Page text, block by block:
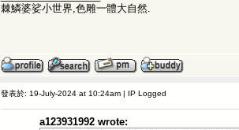
棘鱗婆娑小世界,色雕一體大自然.
發表於: 19-July-2024 at 10:24am | IP Logged
a123931992 wrote: